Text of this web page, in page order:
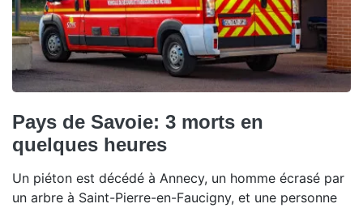
Pays de Savoie: 3 morts en
quelques heures
Un piéton est décédé à Annecy, un homme écrasé par
un arbre à Saint-Pierre-en-Faucigny, et une personne